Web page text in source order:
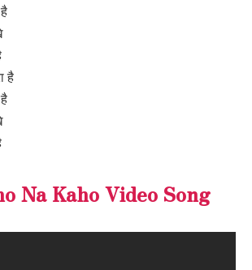
है
Na Kaho Video Song